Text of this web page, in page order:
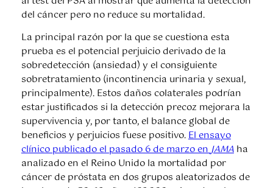
del cáncer pero no reduce su mortalidad.
La principal razón por la que se cuestiona esta
prueba es el potencial perjuicio derivado de la
sobredetección (ansiedad) y el consiguiente
sobretratamiento (incontinencia urinaria y sexual,
principalmente). Estos daños colaterales podrían
estar justificados si la detección precoz mejorara la
supervivencia y, por tanto, el balance global de
beneficios y perjuicios fuese positivo.El ensayo
clínico publicado el pasado 6 de marzo enJAMAha
analizado en el Reino Unido la mortalidad por
cáncer de próstata en dos grupos aleatorizados de